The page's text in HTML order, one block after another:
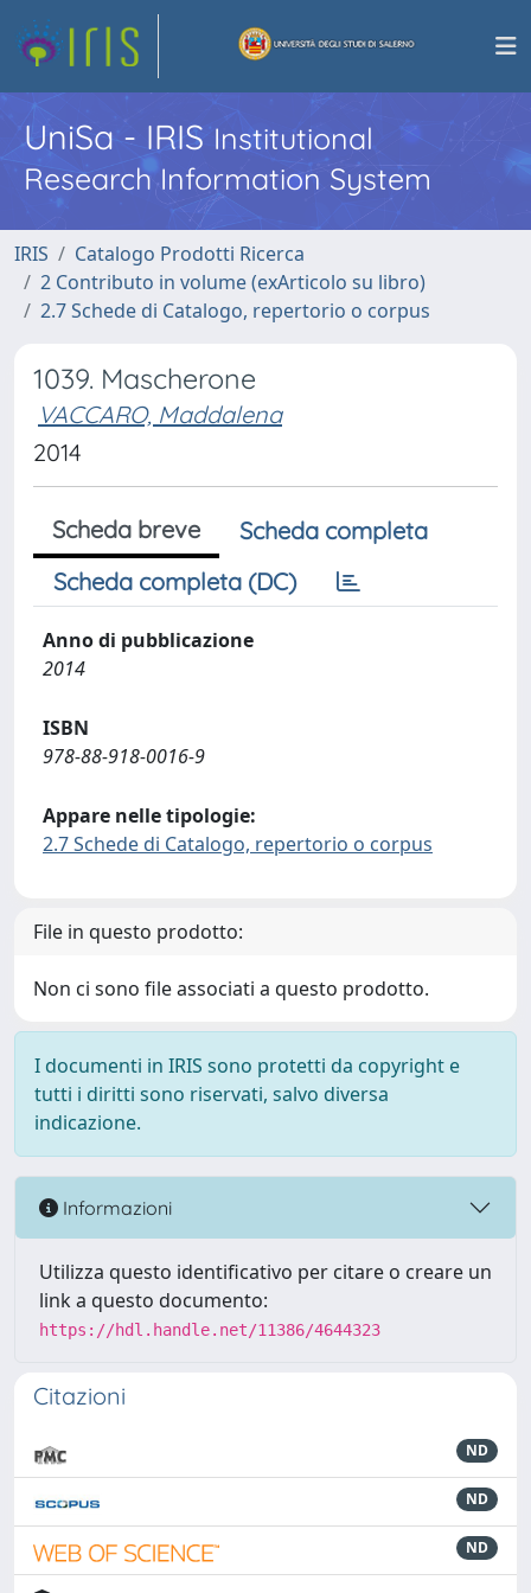
UniSa - IRISInstitutional
Research Information System
IRIS
Catalogo Prodotti Ricerca
2 Contributo in volume (exArticolo su libro)
2.7 Schede di Catalogo, repertorio o corpus
1039. Mascherone
VACCARO, Maddalena
2014
Scheda breve
Scheda completa
Scheda completa (DC)
Anno di pubblicazione
2014
ISBN
978-88-918-0016-9
Appare nelle tipologie:
2.7 Schede di Catalogo, repertorio o corpus
File in questo prodotto:
Non ci sono file associati a questo prodotto.
I documenti in IRIS sono protetti da copyright e
tutti i diritti sono riservati, salvo diversa
indicazione.
Informazioni
Utilizza questo identificativo per citare o creare un
link a questo documento:
https://hdl.handle.net/11386/4644323
Citazioni
ND
ND
ND